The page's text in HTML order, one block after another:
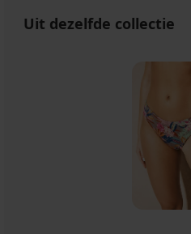
Uit dezelfde collectie